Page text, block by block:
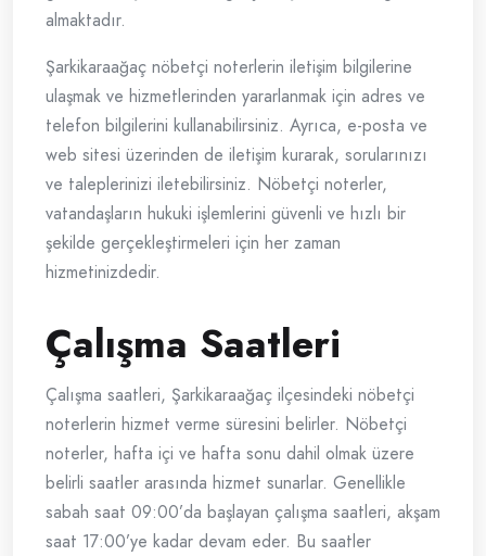
almaktadır.
Şarkikaraağaç nöbetçi noterlerin iletişim bilgilerine
ulaşmak ve hizmetlerinden yararlanmak için adres ve
telefon bilgilerini kullanabilirsiniz. Ayrıca, e-posta ve
web sitesi üzerinden de iletişim kurarak, sorularınızı
ve taleplerinizi iletebilirsiniz. Nöbetçi noterler,
vatandaşların hukuki işlemlerini güvenli ve hızlı bir
şekilde gerçekleştirmeleri için her zaman
hizmetinizdedir.
Çalışma Saatleri
Çalışma saatleri, Şarkikaraağaç ilçesindeki nöbetçi
noterlerin hizmet verme süresini belirler. Nöbetçi
noterler, hafta içi ve hafta sonu dahil olmak üzere
belirli saatler arasında hizmet sunarlar. Genellikle
sabah saat 09:00’da başlayan çalışma saatleri, akşam
saat 17:00’ye kadar devam eder. Bu saatler